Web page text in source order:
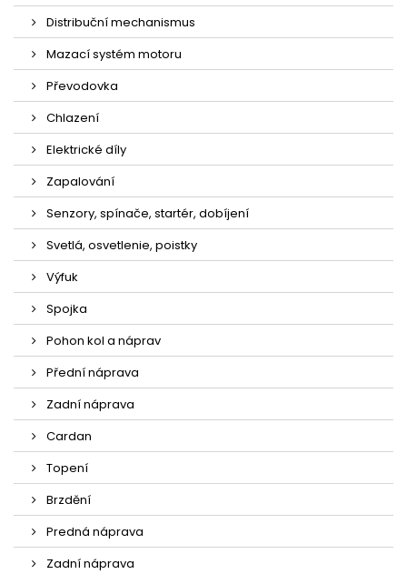
Distribuční mechanismus
Mazací systém motoru
Převodovka
Chlazení
Elektrické díly
Zapalování
Senzory, spínače, startér, dobíjení
Svetlá, osvetlenie, poistky
Výfuk
Spojka
Pohon kol a náprav
Přední náprava
Zadní náprava
Cardan
Topení
Brzdění
Predná náprava
Zadní náprava